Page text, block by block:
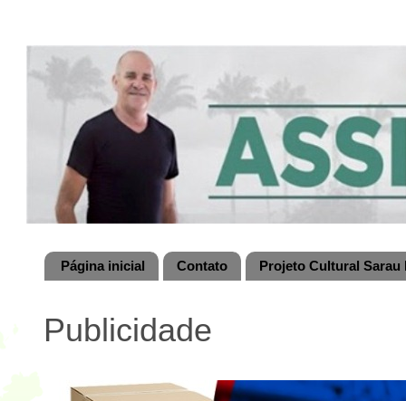
Página inicial Contato Projeto Cultural
Publicidade